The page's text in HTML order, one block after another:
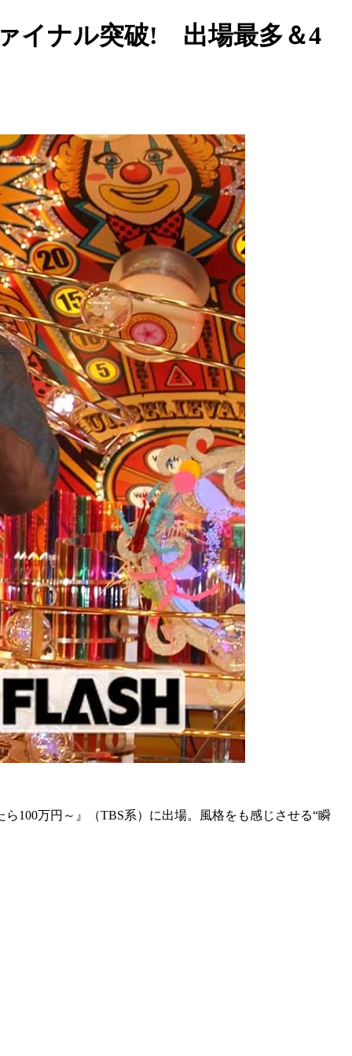
イナル突破! 出場最多＆4
100万円～』（TBS系）に出場。風格をも感じさせる“瞬